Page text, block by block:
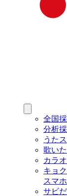
全国
分析
うた
歌い
カラ
キョ
スマ
サビ